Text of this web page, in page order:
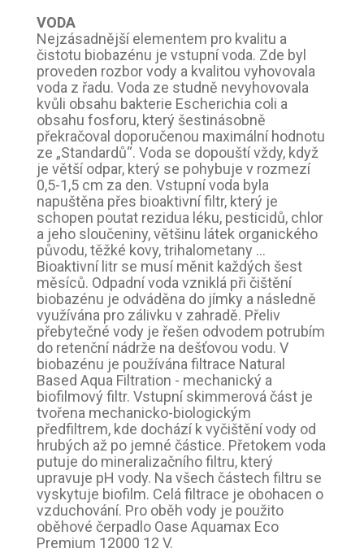
VODA
Nejzásadnější elementem pro kvalitu a
čistotu biobazénu je vstupní voda. Zde byl
proveden rozbor vody a kvalitou vyhovovala
voda z řadu. Voda ze studně nevyhovovala
kvůli obsahu bakterie Escherichia coli a
obsahu fosforu, který šestinásobně
překračoval doporučenou maximální hodnotu
ze „Standardů“. Voda se dopouští vždy, když
je větší odpar, který se pohybuje v rozmezí
0,5-1,5 cm za den. Vstupní voda byla
napuštěna přes bioaktivní filtr, který je
schopen poutat rezidua léku, pesticidů, chlor
a jeho sloučeniny, většinu látek organického
původu, těžké kovy, trihalometany …
Bioaktivní litr se musí měnit každých šest
měsíců. Odpadní voda vzniklá při čištění
biobazénu je odváděna do jímky a následně
využívána pro zálivku v zahradě. Přeliv
přebytečné vody je řešen odvodem potrubím
do retenční nádrže na dešťovou vodu. V
biobazénu je používána filtrace Natural
Based Aqua Filtration - mechanický a
biofilmový filtr. Vstupní skimmerová část je
tvořena mechanicko-biologickým
předfiltrem, kde dochází k vyčištění vody od
hrubých až po jemné částice. Přetokem voda
putuje do mineralizačního filtru, který
upravuje pH vody. Na všech částech filtru se
vyskytuje biofilm. Celá filtrace je obohacen o
vzduchování. Pro oběh vody je použito
oběhové čerpadlo Oase Aquamax Eco
Premium 12000 12 V.